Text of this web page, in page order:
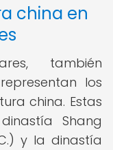
china en
también
los
china. Estas
Shang
y la dinastía